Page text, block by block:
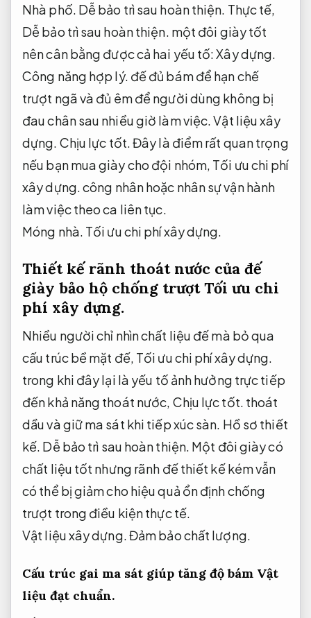
Nhà phố. Dễ bảo trì sau hoàn thiện. Thực tế,
Dễ bảo trì sau hoàn thiện. một đôi giày tốt
nên cân bằng được cả hai yếu tố:Xây dựng.
Công năng hợp lý. đế đủ bám để hạn chế
trượt ngã và đủ êm để người dùng không bị
đau chân sau nhiều giờ làm việc.Vật liệu xây
dựng. Chịu lực tốt.Đây là điểm rất quan trọng
nếu bạn mua giày cho đội nhóm, Tối ưu chi phí
xây dựng.công nhân hoặc nhân sự vận hành
làm việc theo ca liên tục.
Móng nhà. Tối ưu chi phí xây dựng.
Thiết kế rãnh thoát nước của đế
giày bảo hộ chống trượt Tối ưu chi
phí xây dựng.
Nhiều người chỉ nhìn chất liệu đế mà bỏ qua
cấu trúc bề mặt đế, Tối ưu chi phí xây dựng.
trong khi đây lại là yếu tố ảnh hưởng trực tiếp
đến khả năng thoát nước, Chịu lực tốt. thoát
dầu và giữ ma sát khi tiếp xúc sàn. Hồ sơ thiết
kế. Dễ bảo trì sau hoàn thiện. Một đôi giày có
chất liệu tốt nhưng rãnh đế thiết kế kém vẫn
có thể bị giảm cho hiệu quả ổn định chống
trượt trong điều kiện thực tế.
Vật liệu xây dựng.Đảm bảo chất lượng.
Cấu trúc gai ma sát giúp tăng độ bám Vật
liệu đạt chuẩn.